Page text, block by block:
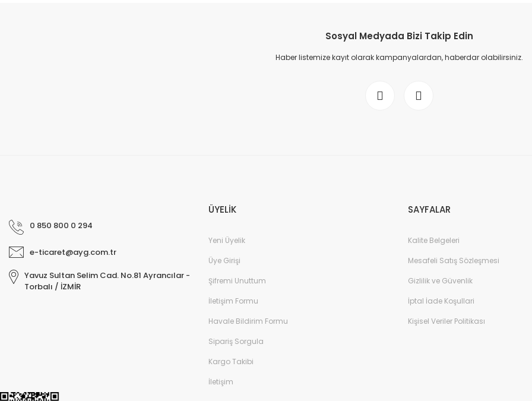
Sosyal Medyada Bizi Takip Edin
Haber listemize kayıt olarak kampanyalardan, haberdar olabilirsiniz.
0 850 800 0 294
e-ticaret@ayg.com.tr
Yavuz Sultan Selim Cad. No.81 Ayrancılar -
Torbalı / İZMİR
ÜYELİK
Yeni Üyelik
Üye Girişi
Şifremi Unuttum
İletişim Formu
Havale Bildirim Formu
Sipariş Sorgula
Kargo Takibi
İletişim
SAYFALAR
Kalite Belgeleri
Mesafeli Satış Sözleşmesi
Gizlilik ve Güvenlik
İptal İade Koşullari
Kişisel Veriler Politikası